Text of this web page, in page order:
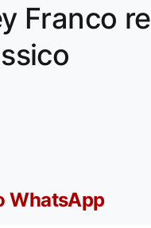
Franco
WhatsApp